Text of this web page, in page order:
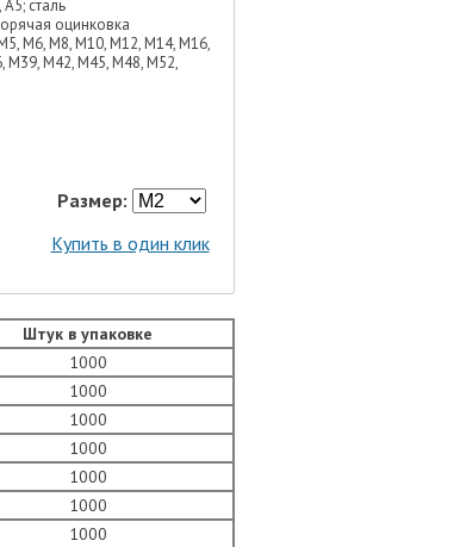
сталь
оцинковка
М6, М8, М10, М12, М14, М16,
М39, М42, М45, М48, М52,
Размер:
Купить в один клик
Штук в упаковке
1000
1000
1000
1000
1000
1000
1000